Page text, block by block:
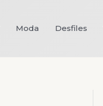
Moda Desfiles